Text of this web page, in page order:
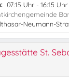
07:15 Uhr - 16:15 Uhr
Neumann-
St.